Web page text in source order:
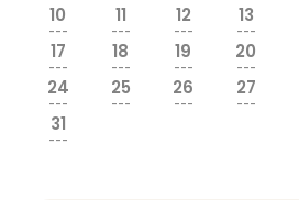
10
---
11
---
12
---
13
---
17
---
18
---
19
---
20
---
24
---
25
---
26
---
27
---
31
---